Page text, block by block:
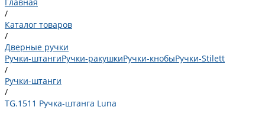
/
Каталог товаров
/
Дверные ручки
Ручки-штангиРучки-ракушкиРучки-кнобыРучки-Stilett
/
Ручки-штанги
/
TG.1511 Ручка-штанга Luna